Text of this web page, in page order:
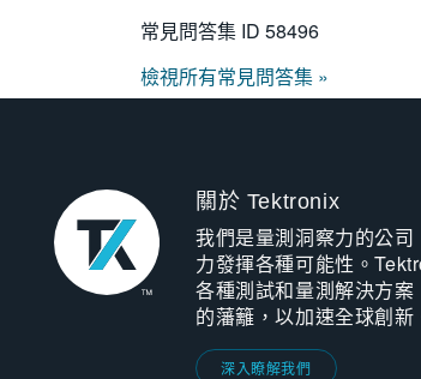
常見問答集 ID 58496
檢視所有常見問答集 »
關於 Tektronix
我們是量測洞察力的公
力發揮各種可能性。
各種測試和量測解決方
的藩籬，以加速全球創新
深入瞭解我們